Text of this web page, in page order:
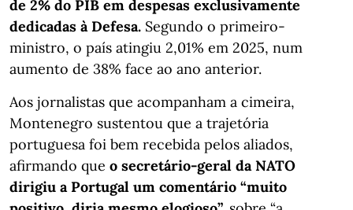
de 2% do PIB em despesas exclusivamente
dedicadas à Defesa. Segundo o primeiro-
ministro, o país atingiu 2,01% em 2025, num
aumento de 38% face ao ano anterior.
Aos jornalistas que acompanham a cimeira,
Montenegro sustentou que a trajetória
portuguesa foi bem recebida pelos aliados,
afirmando que o secretário-geral da NATO
dirigiu a Portugal um comentário “muito